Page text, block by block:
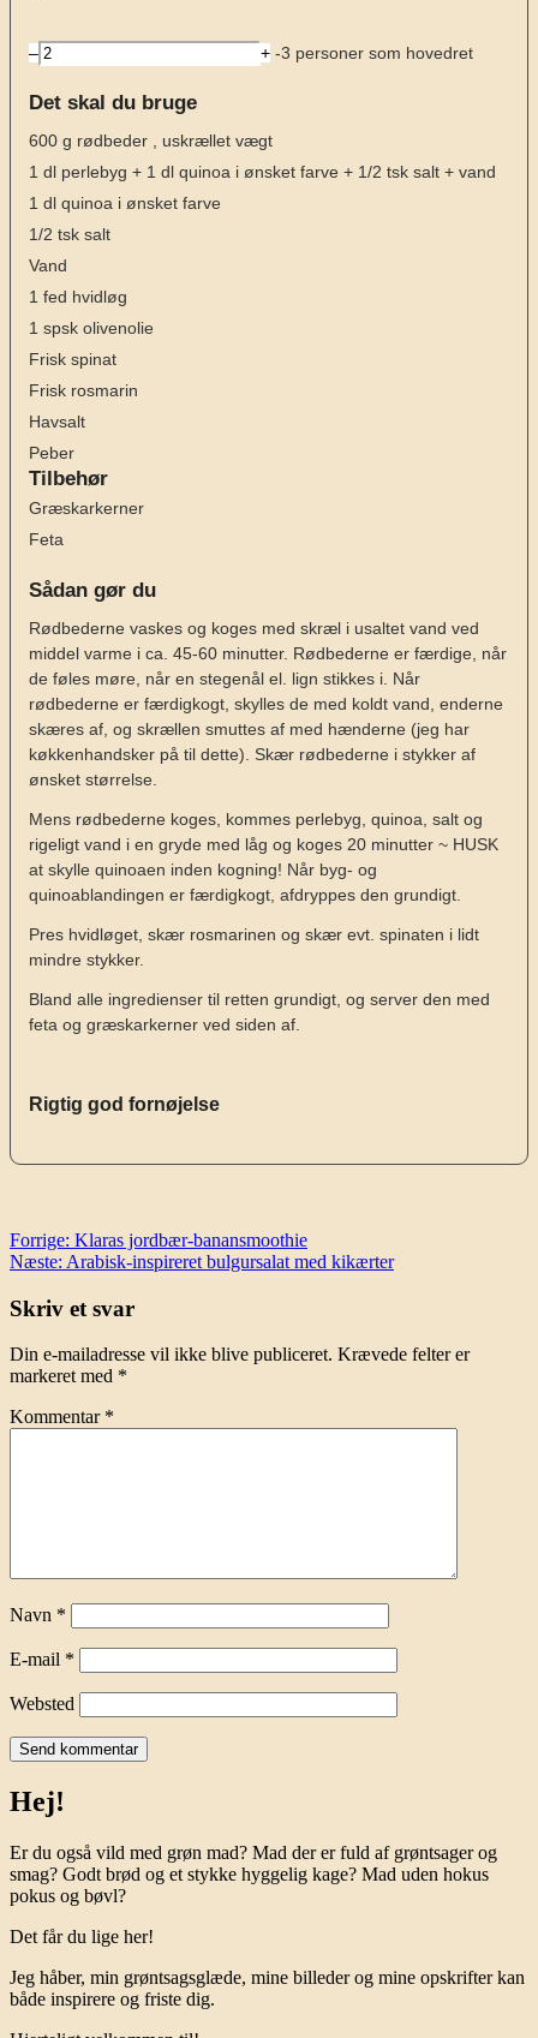
– + -3 personer som hovedret
Det skal du bruge
600 g rødbeder , uskrællet vægt
1 dl perlebyg + 1 dl quinoa i ønsket farve + 1/2 tsk salt + vand
1 dl quinoa i ønsket farve
1/2 tsk salt
Vand
1 fed hvidløg
1 spsk olivenolie
Frisk spinat
Frisk rosmarin
Havsalt
Peber
Tilbehør
Græskarkerner
Feta
Sådan gør du
Rødbederne vaskes og koges med skræl i usaltet vand ved
middel varme i ca. 45-60 minutter. Rødbederne er færdige, når
de føles møre, når en stegenål el. lign stikkes i. Når
rødbederne er færdigkogt, skylles de med koldt vand, enderne
skæres af, og skrællen smuttes af med hænderne (jeg har
køkkenhandsker på til dette). Skær rødbederne i stykker af
ønsket størrelse.
Mens rødbederne koges, kommes perlebyg, quinoa, salt og
rigeligt vand i en gryde med låg og koges 20 minutter ~ HUSK
at skylle quinoaen inden kogning! Når byg- og
quinoablandingen er færdigkogt, afdryppes den grundigt.
Pres hvidløget, skær rosmarinen og skær evt. spinaten i lidt
mindre stykker.
Bland alle ingredienser til retten grundigt, og server den med
feta og græskarkerner ved siden af.
Rigtig god fornøjelse
Indlægsnavigation
Forrige: Klaras jordbær-banansmoothie
Næste: Arabisk-inspireret bulgursalat med kikærter
Skriv et svar
Din e-mailadresse vil ikke blive publiceret. Krævede felter er
markeret med *
Kommentar *
Navn *
E-mail *
Websted
Hej!
Er du også vild med grøn mad? Mad der er fuld af grøntsager og
smag? Godt brød og et stykke hyggelig kage? Mad uden hokus
pokus og bøvl?
Det får du lige her!
Jeg håber, min grøntsagsglæde, mine billeder og mine opskrifter kan
både inspirere og friste dig.